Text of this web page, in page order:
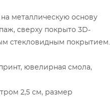
металлическую основу
сверху покрыто 3D-
стекловидным покрытием.
ювелирная смола,
2,5 см, размер